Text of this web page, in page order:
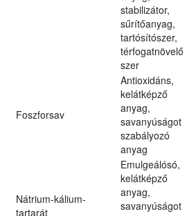
stabilizátor,
sűrítőanyag,
tartósítószer,
térfogatnövelő
szer
Foszforsav
Antioxidáns,
kelátképző
anyag,
savanyúságot
szabályozó
anyag
Nátrium-kálium-
tartarát
Emulgeálósó,
kelátképző
anyag,
savanyúságot